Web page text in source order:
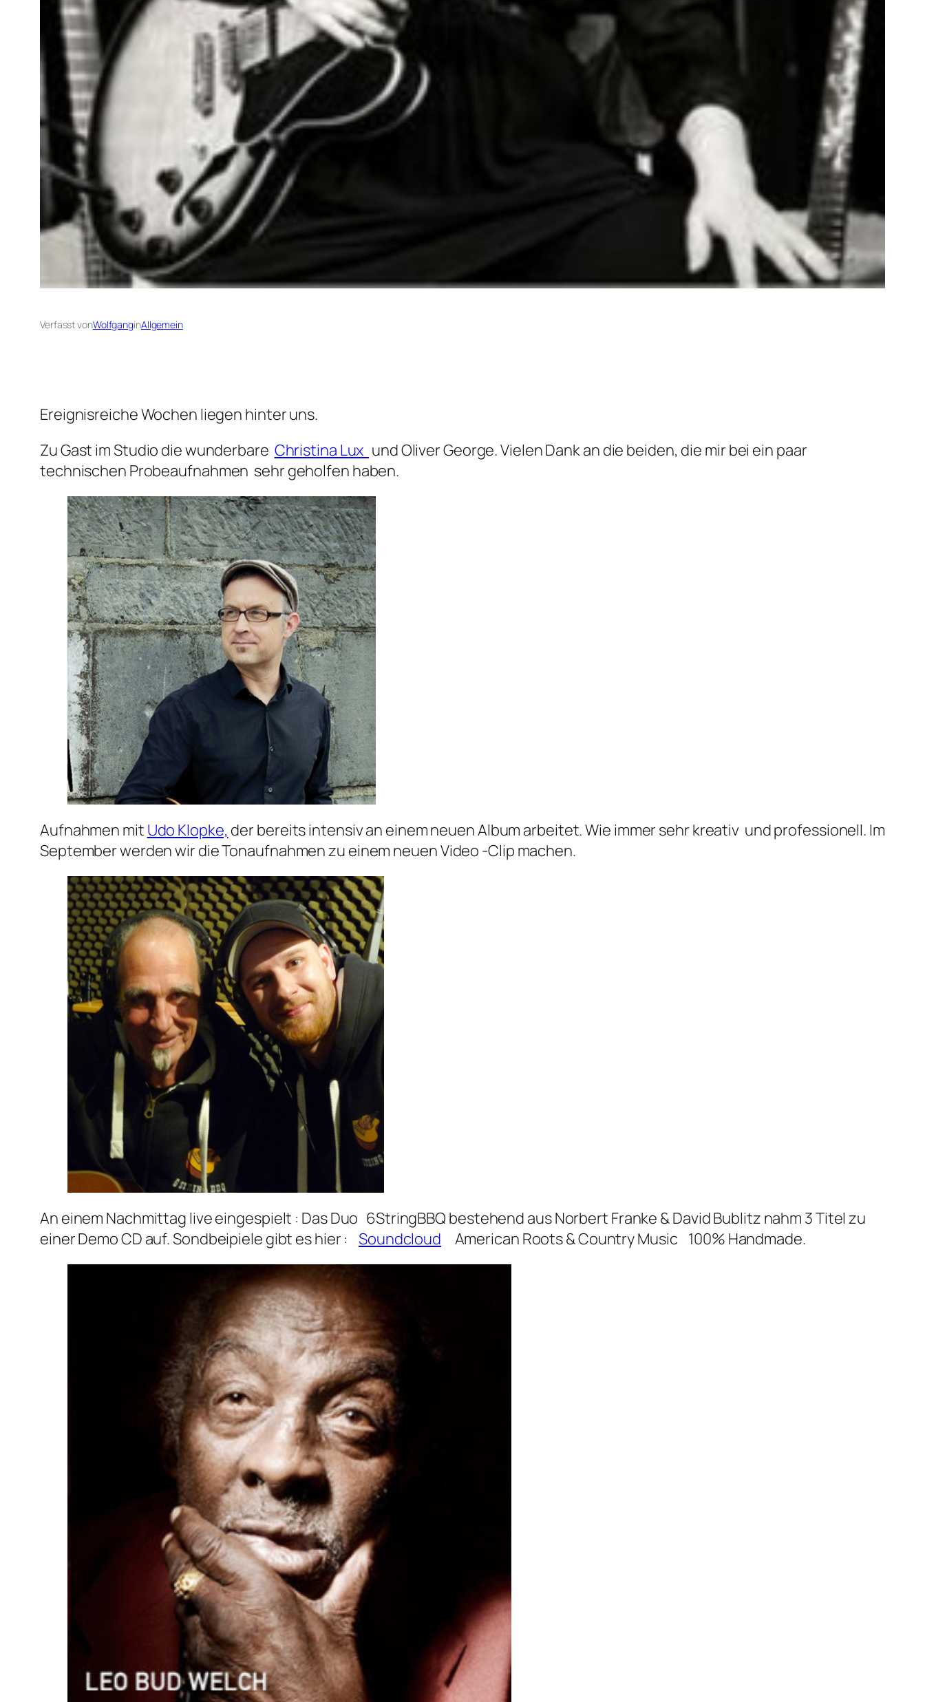
Verfasst vonWolfganginAllgemein
Ereignisreiche Wochen liegen hinter uns.
Zu Gast im Studio die wunderbare Christina Lux und Oliver George. Vielen Dank an die beiden, die mir bei ein paar
technischen Probeaufnahmen sehr geholfen haben.
Aufnahmen mit Udo Klopke, der bereits intensiv an einem neuen Album arbeitet. Wie immer sehr kreativ und professionell. Im
September werden wir die Tonaufnahmen zu einem neuen Video -Clip machen.
An einem Nachmittag live eingespielt : Das Duo 6StringBBQ bestehend aus Norbert Franke & David Bublitz nahm 3 Titel zu
einer Demo CD auf. Sondbeipiele gibt es hier : Soundcloud American Roots & Country Music 100% Handmade.